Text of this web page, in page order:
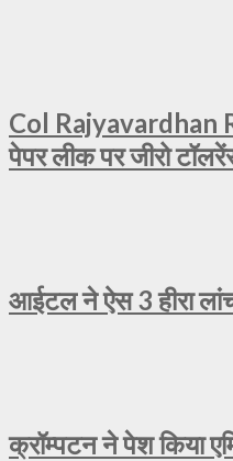
Col Rajyavardhan
पेपर लीक पर जीरो
आईटल ने ऐस 3 हीरा
क्रॉम्पटन ने पेश किया